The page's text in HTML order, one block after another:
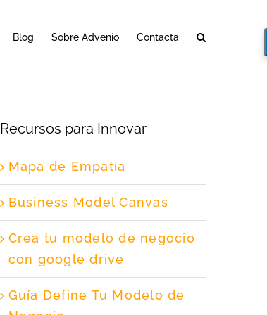
Blog Sobre Advenio Contacta
Recursos para Innovar
Mapa de Empatía
Business Model Canvas
Crea tu modelo de negocio
con google drive
Guía Define Tu Modelo de